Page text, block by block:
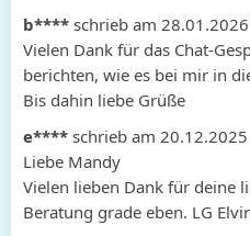
b**** schrieb am 28.01.2026
Vielen Dank für das Chat-
berichten, wie es bei mir in
Bis dahin liebe Grüße
e**** schrieb am 20.12.2025
Liebe Mandy
Vielen lieben Dank für deine
Beratung grade eben. LG